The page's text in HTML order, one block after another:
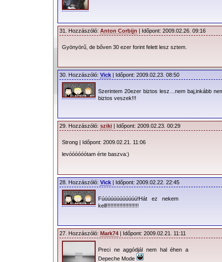
31. Hozzászóló: Anton Corbijn | Időpont: 2009.02.26. 09:16
Gyönyörű, de bőven 30 ezer forint felett lesz sztem.
30. Hozzászóló: Vick | Időpont: 2009.02.23. 08:50
Szerintem 20ezer biztos lesz…nem baj,inkább
biztos veszek!!!
29. Hozzászóló: sziki | Időpont: 2009.02.23. 00:29
Strong | Időpont: 2009.02.21. 11:06
levóóóóóótam érte baszva:)
28. Hozzászóló: Vick | Időpont: 2009.02.22. 22:45
Fúúúúúúúúúúúú!Hát ez nekem
kell!!!!!!!!!!!!!!!!!!!!!!
27. Hozzászóló: Mark74 | Időpont: 2009.02.21. 11:11
Preci ne aggódjál nem hal éhen a
Depeche Mode